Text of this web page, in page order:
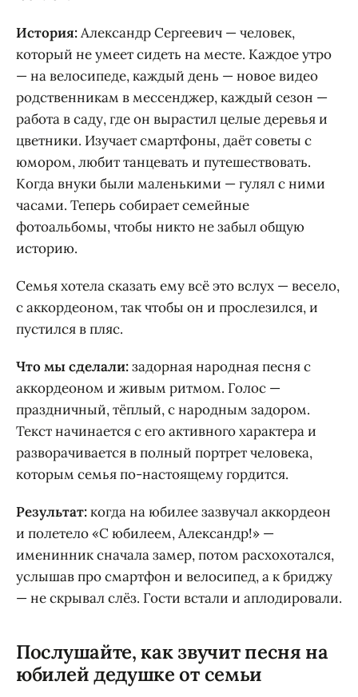
История:Александр Сергеевич — человек,
который не умеет сидеть на месте. Каждое утро
— на велосипеде, каждый день — новое видео
родственникам в мессенджер, каждый сезон —
работа в саду, где он вырастил целые деревья и
цветники. Изучает смартфоны, даёт советы с
юмором, любит танцевать и путешествовать.
Когда внуки были маленькими — гулял с ними
часами. Теперь собирает семейные
фотоальбомы, чтобы никто не забыл общую
историю.
Семья хотела сказать ему всё это вслух — весело,
с аккордеоном, так чтобы он и прослезился, и
пустился в пляс.
Что мы сделали:задорная народная песня с
аккордеоном и живым ритмом. Голос —
праздничный, тёплый, с народным задором.
Текст начинается с его активного характера и
разворачивается в полный портрет человека,
которым семья по-настоящему гордится.
Результат:когда на юбилее зазвучал аккордеон
и полетело «С юбилеем, Александр!» —
именинник сначала замер, потом расхохотался,
услышав про смартфон и велосипед, а к бриджу
— не скрывал слёз. Гости встали и аплодировали.
Послушайте, как звучит песня на
юбилей дедушке от семьи